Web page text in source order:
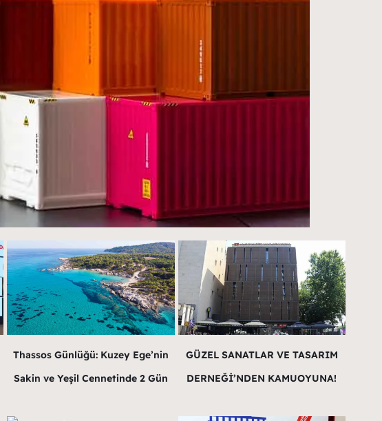
Thassos Günlüğü: Kuzey Ege’nin
Sakin ve Yeşil Cennetinde 2 Gün
GÜZEL SANATLAR VE TASARIM
DERNEĞİ’NDEN KAMUOYUNA!